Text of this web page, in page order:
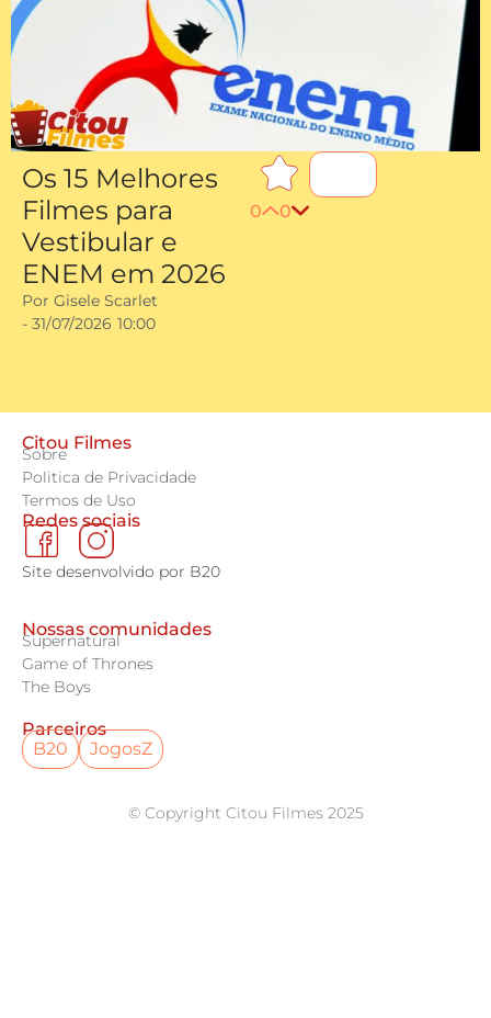
Os 15 Melhores
Filmes para
Vestibular e
ENEM em 2026
Por Gisele Scarlet
- 31/07/2026 10:00
0
0
Citou Filmes
Sobre
Politica de Privacidade
Termos de Uso
Redes sociais
Site desenvolvido por B20
Nossas comunidades
Supernatural
Game of Thrones
The Boys
Parceiros
B20
JogosZ
© Copyright Citou Filmes 2025